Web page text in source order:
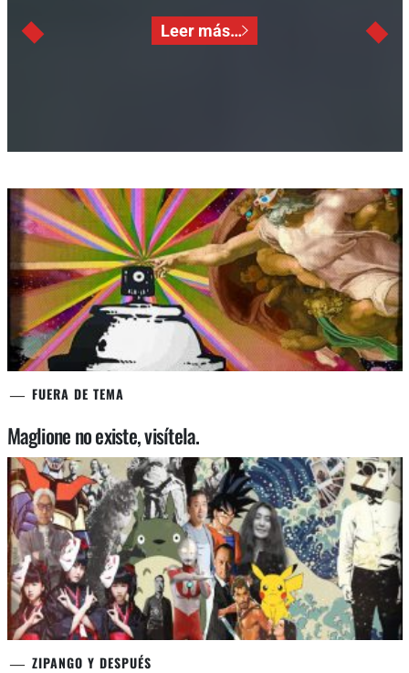
Leer más…
FUERA DE TEMA
Maglione no existe, visítela.
ZIPANGO Y DESPUÉS